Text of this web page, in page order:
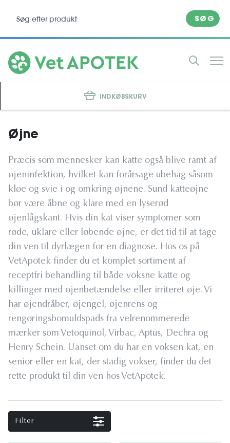
SØG
INDKØBSKURV
Øjne
Præcis som mennesker kan katte også blive ramt af
øjeninfektion, hvilket kan forårsage ubehag såsom
kløe og svie i og omkring øjnene. Sund katteøjne
bør være åbne og klare med en lyserød
øjenlågskant. Hvis din kat viser symptomer som
røde, uklare eller løbende øjne, er det tid til at tage
din ven til dyrlægen for en diagnose. Hos os på
VetApotek finder du et komplet sortiment af
receptfri behandling til både voksne katte og
killinger med øjenbetændelse eller irriteret øje. Vi
har øjendråber, øjengel, øjenrens og
rengøringsbomuldspads fra velrenommerede
mærker som Vetoquinol, Virbac, Aptus, Dechra og
Henry Schein. Uanset om du har en voksen kat, en
senior eller en kat, der stadig vokser, finder du det
rette produkt til din ven hos VetApotek.
Filter